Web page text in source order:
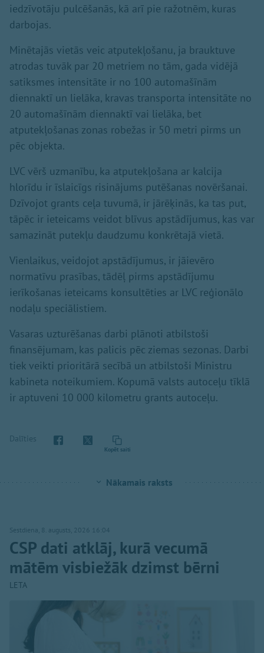
iedzīvotāju pulcēšanās, kā arī pie ražotnēm, kuras
darbojas.
Minētajās vietās veic atputekļošanu, ja brauktuve
atrodas tuvāk par 20 metriem no tām, gada vidējā
satiksmes intensitāte ir no 100 automašīnām
diennaktī un lielāka, kravas transporta intensitāte no
20 automašīnām diennaktī vai lielāka, bet
atputekļošanas zonas robežas ir 50 metri pirms un
pēc objekta.
LVC vērš uzmanību, ka atputekļošana ar kalcija
hlorīdu ir īslaicīgs risinājums putēšanas novēršanai.
Dzīvojot grants ceļa tuvumā, ir jārēķinās, ka tas put,
tāpēc ir ieteicams veidot blīvus apstādījumus, kas var
samazināt putekļu daudzumu konkrētajā vietā.
Vienlaikus, veidojot apstādījumus, ir jāievēro
normatīvu prasības, tādēļ pirms apstādījumu
ierīkošanas ieteicams konsultēties ar LVC reģionālo
nodaļu speciālistiem.
Vasaras uzturēšanas darbi plānoti atbilstoši
finansējumam, kas palicis pēc ziemas sezonas. Darbi
tiek veikti prioritārā secībā un atbilstoši Ministru
kabineta noteikumiem. Kopumā valsts autoceļu tīklā
ir aptuveni 10 000 kilometru grants autoceļu.
Dalīties
Kopēt saiti
Nākamais raksts
Sestdiena, 8. augusts, 2026 16:04
CSP dati atklāj, kurā vecumā
mātēm visbiežāk dzimst bērni
LETA